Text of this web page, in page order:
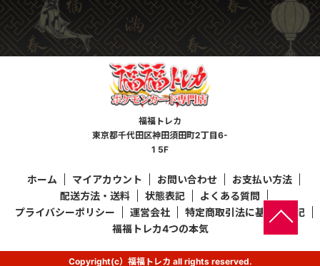
福福トレカ
東京都千代田区神田須田町2丁目6-
1 5F
ホーム マイアカウント お問い合わせ
お支払い方法
配送方法・送料
状態表記
よくある質問
プライバシーポリシー
運営会社
特定商取引法に基づく表記
福福トレカ4つの本気
Copyright(c）福福トレカ all rights reserved.